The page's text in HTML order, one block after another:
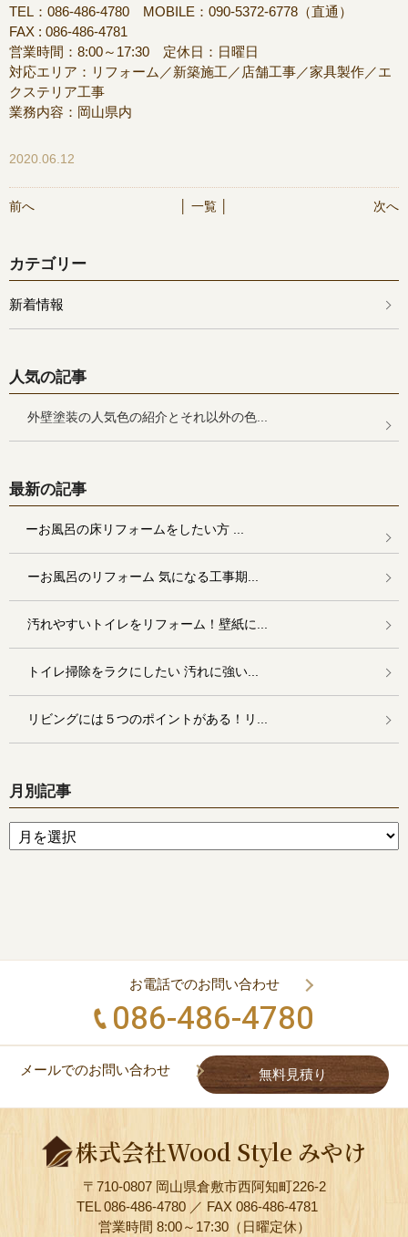
TEL：086-486-4780 MOBILE：090-5372-6778（直通）
FAX : 086-486-4781
営業時間：8:00～17:30 定休日：日曜日
対応エリア：リフォーム／新築施工／店舗工事／家具製作／エ
クステリア工事
業務内容：岡山県内
2020.06.12
前へ 次へ
│ 一覧 │
カテゴリー
新着情報
人気の記事
外壁塗装の人気色の紹介とそれ以外の色...
最新の記事
ーお風呂の床リフォームをしたい方 ...
ーお風呂のリフォーム 気になる工事期...
汚れやすいトイレをリフォーム！壁紙に...
トイレ掃除をラクにしたい 汚れに強い...
リビングには５つのポイントがある！リ...
月別記事
お電話でのお問い合わせ
086-486-4780
メールでのお問い合わせ 無料見積り
株式会社Wood Style みやけ
〒710-0807 岡山県倉敷市西阿知町226-2
TEL 086-486-4780 ／ FAX 086-486-4781
営業時間 8:00～17:30（日曜定休）